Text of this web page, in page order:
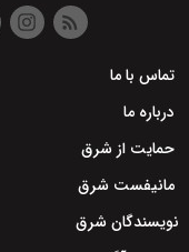
تماس با ما
درباره ما
حمایت از شرق
مانیفست شرق
نویسندگان شرق